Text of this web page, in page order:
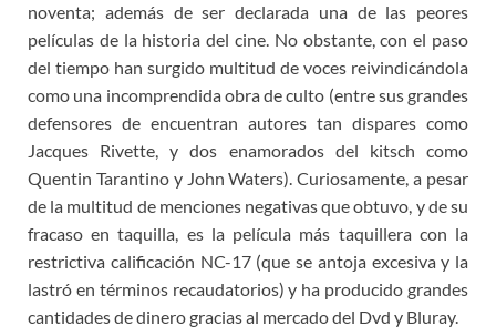
noventa; además de ser declarada una de las peores
películas de la historia del cine. No obstante, con el paso
del tiempo han surgido multitud de voces reivindicándola
como una incomprendida obra de culto (entre sus grandes
defensores de encuentran autores tan dispares como
Jacques Rivette, y dos enamorados del kitsch como
Quentin Tarantino y John Waters). Curiosamente, a pesar
de la multitud de menciones negativas que obtuvo, y de su
fracaso en taquilla, es la película más taquillera con la
restrictiva calificación NC-17 (que se antoja excesiva y la
lastró en términos recaudatorios) y ha producido grandes
cantidades de dinero gracias al mercado del Dvd y Bluray.